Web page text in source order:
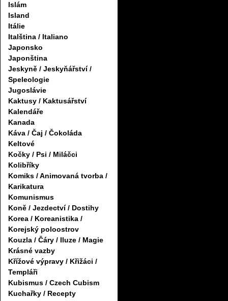
Islám
Island
Itálie
Italština / Italiano
Japonsko
Japonština
Jeskyně / Jeskyňářství /
Speleologie
Jugoslávie
Kaktusy / Kaktusářství
Kalendáře
Kanada
Káva / Čaj / Čokoláda
Keltové
Kočky / Psi / Miláčci
Kolibříky
Komiks / Animovaná tvorba /
Karikatura
Komunismus
Koně / Jezdectví / Dostihy
Korea / Koreanistika /
Korejský poloostrov
Kouzla / Čáry / Iluze / Magie
Krásné vazby
Křížové výpravy / Křižáci /
Templáři
Kubismus / Czech Cubism
Kuchařky / Recepty